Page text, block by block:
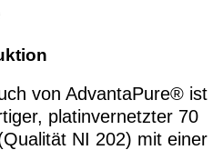
von AdvantaPure® ist
platinvernetzter 70
NI 202) mit einer